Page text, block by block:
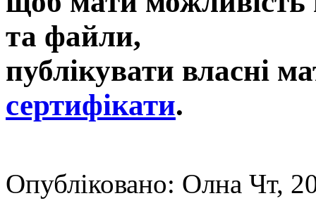
та файли,
публікувати власні
сертифікати.
Опубліковано: Олна Чт,